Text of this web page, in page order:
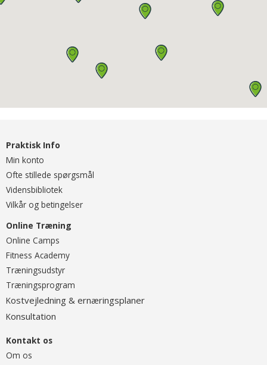
Praktisk Info
Min konto
Ofte stillede spørgsmål
Vidensbibliotek
Vilkår og betingelser
Online Træning
Online Camps
Fitness Academy
Træningsudstyr
Træningsprogram
Kostvejledning & ernæringsplaner
Konsultation
Kontakt os
Om os